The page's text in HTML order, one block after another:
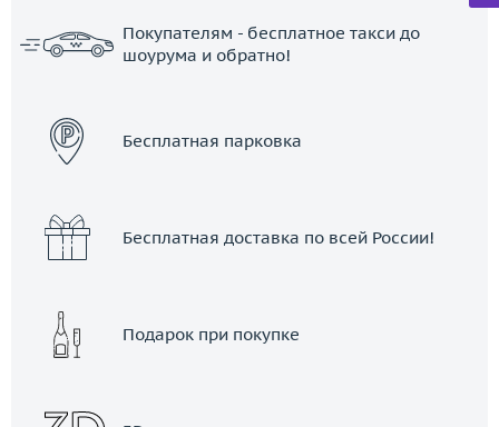
Покупателям - бесплатное такси до
шоурума и обратно!
Бесплатная парковка
Бесплатная доставка по всей России!
Подарок при покупке